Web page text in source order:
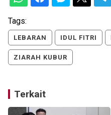
Tags:
LEBARAN IDUL FITRI
ZIARAH KUBUR
Terkait